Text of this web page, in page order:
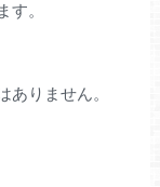
す。
ありません。